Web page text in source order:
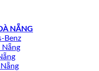
NẴNG
Benz
Nẵng